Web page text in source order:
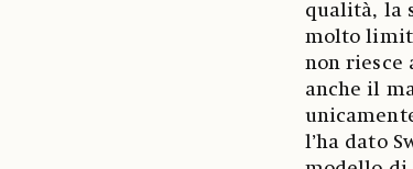
qualità, la
molto
non riesce
anche il
l’ha dato